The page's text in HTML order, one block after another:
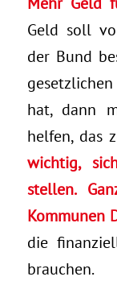
Geld soll
der Bund
hat, dann
helfen, das
wichtig,
stellen.
Kommunen
die
brauchen.